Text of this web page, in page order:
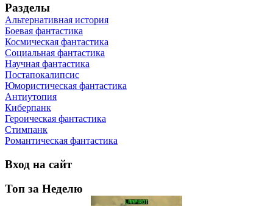
Разделы
Альтернативная история
Боевая фантастика
Космическая фантастика
Социальная фантастика
Научная фантастика
Постапокалипсис
Юмористическая фантастика
Антиутопия
Киберпанк
Героическая фантастика
Стимпанк
Романтическая фантастика
Вход на сайт
Топ за Неделю